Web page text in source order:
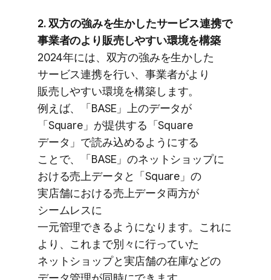
2. 双方の​強みを​生かした​サービス連携で​
事業者のより​販売しやすい​環境を​構築
2024年には、​双方の​強みを​生かした​
サービス連携を​行い、​事業者が​より​
販売しやすい​環境を​構築します。​
例えば、​「BASE」上の​データが​
「Square」が​提供する​「Square
データ」で​読み込めるように​する​
ことで、​「BASE」の​ネットショップに​
おける​売上データと​「Square」の​
実店舗に​おける​売上データ両方が​
シームレスに​
一元管理できるようになります。​これに​
より、​これまで​別々に​行っていた​
ネットショップと​実店舗の​在庫などの​